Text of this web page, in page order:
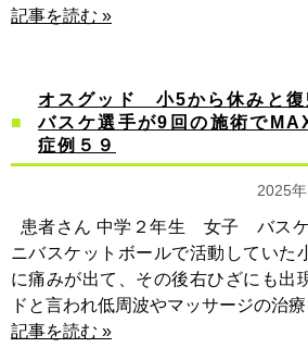
記事を読む »
オスグッド 小5から休みと復
バスケ選手が9回の施術で
症例５９
2025
患者さん 中学２年生 女子 バスケ
ニバスケットボールで活動していた
に痛みが出て、その後右ひざにも出
ドと言われ低周波やマッサージの治
記事を読む »